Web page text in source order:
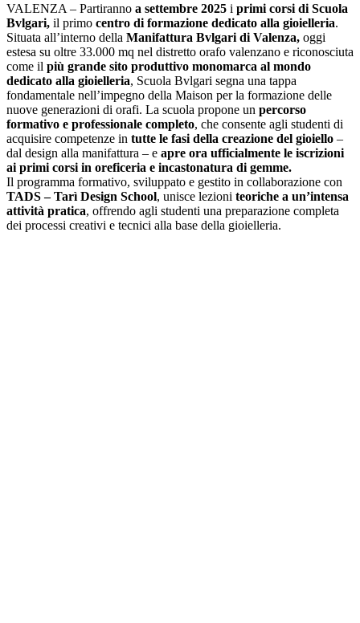
VALENZA – Partiranno a settembre 2025 i primi corsi di Scuola
Bvlgari, il primo centro di formazione dedicato alla gioielleria.
Situata all’interno della Manifattura Bvlgari di Valenza, oggi
estesa su oltre 33.000 mq nel distretto orafo valenzano e riconosciuta
come il più grande sito produttivo monomarca al mondo
dedicato alla gioielleria, Scuola Bvlgari segna una tappa
fondamentale nell’impegno della Maison per la formazione delle
nuove generazioni di orafi. La scuola propone un percorso
formativo e professionale completo, che consente agli studenti di
acquisire competenze in tutte le fasi della creazione del gioiello –
dal design alla manifattura – e apre ora ufficialmente le iscrizioni
ai primi corsi in oreficeria e incastonatura di gemme.
Il programma formativo, sviluppato e gestito in collaborazione con
TADS – Tarì Design School, unisce lezioni teoriche a un’intensa
attività pratica, offrendo agli studenti una preparazione completa
dei processi creativi e tecnici alla base della gioielleria.